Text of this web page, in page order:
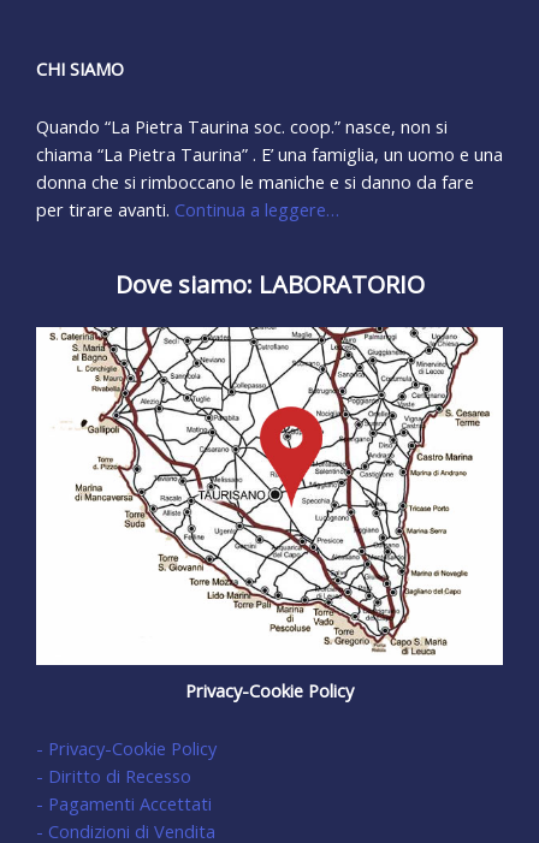
CHI SIAMO
Quando “La Pietra Taurina soc. coop.” nasce, non si
chiama “La Pietra Taurina” . E’ una famiglia, un uomo e una
donna che si rimboccano le maniche e si danno da fare
per tirare avanti. Continua a leggere…
Dove siamo: LABORATORIO
Privacy-Cookie Policy
- Privacy-Cookie Policy
- Diritto di Recesso
- Pagamenti Accettati
- Condizioni di Vendita